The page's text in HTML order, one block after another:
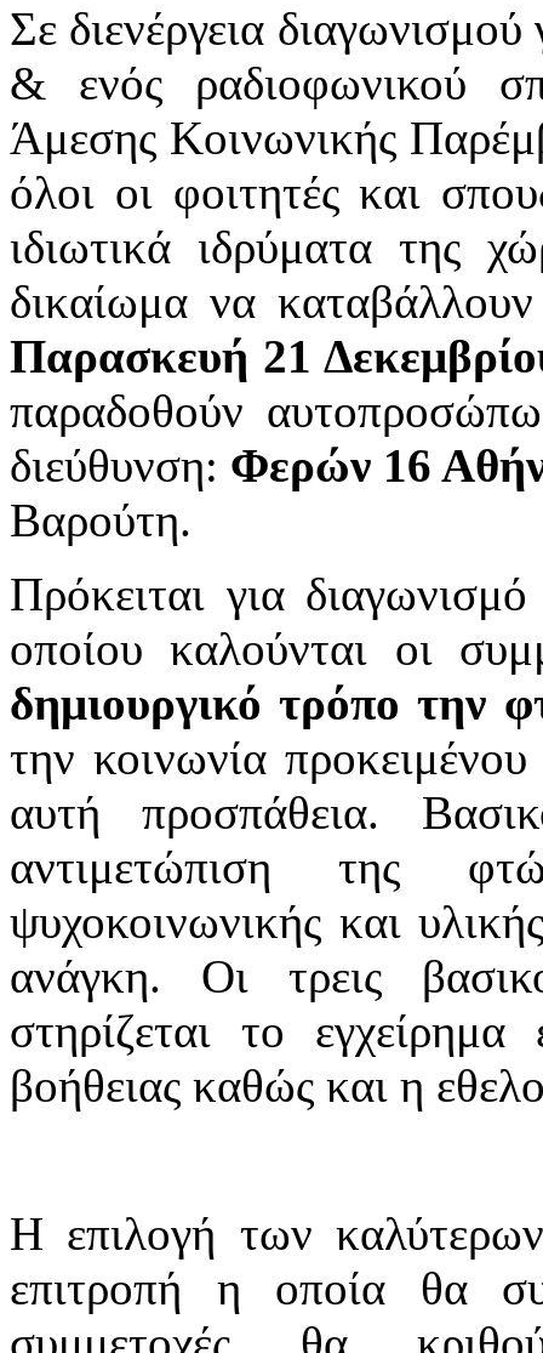
Σε διενέργεια
& ενός ραδιοφωνικού
Άμεσης Κοινωνικής
όλοι οι φοιτητές και
ιδιωτικά ιδρύματα της
δικαίωμα να
Παρασκευή 21
παραδοθούν
διεύθυνση: Φερών 16
Βαρούτη.
Πρόκειται για
οποίου καλούνται οι
δημιουργικό τρόπο την
την κοινωνία
αυτή προσπάθεια.
αντιμετώπιση της
ψυχοκοινωνικής και
ανάγκη. Οι τρεις
στηρίζεται το
βοήθειας καθώς και η
Η επιλογή των
επιτροπή η οποία θα
συμμετοχές θα